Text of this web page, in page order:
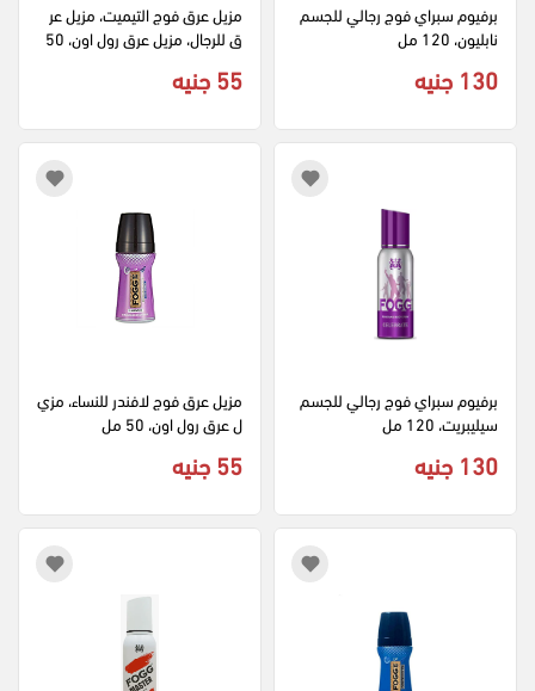
نابليون، 120 مل
130 جنيه
مزيل عرق فوج التيميت، مزيل عر
55 جنيه
سيليبريت، 120 مل
130 جنيه
مزيل عرق فوج لافندر للنساء، مزي
ل عرق رول اون، 50 مل
55 جنيه